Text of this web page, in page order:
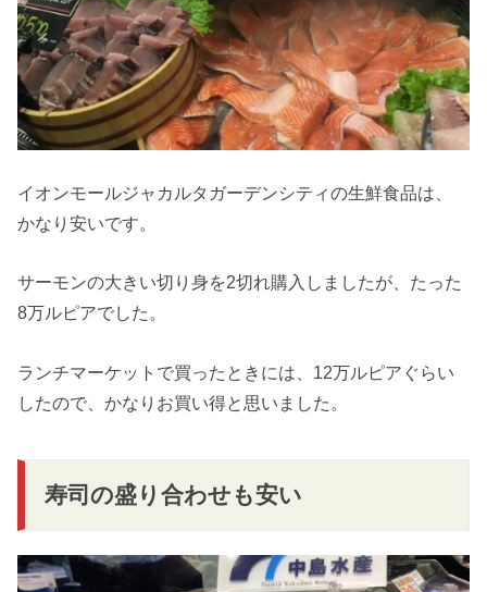
イオンモールジャカルタガーデンシティの生鮮食品は、
かなり安いです。
サーモンの大きい切り身を2切れ購入しましたが、たった
8万ルピアでした。
ランチマーケットで買ったときには、12万ルピアぐらい
したので、かなりお買い得と思いました。
寿司の盛り合わせも安い